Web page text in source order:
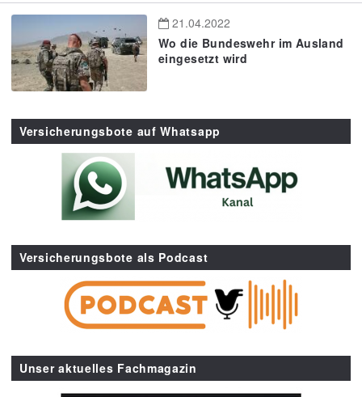
21.04.2022
Wo die Bundeswehr im Ausland
eingesetzt wird
Versicherungsbote auf Whatsapp
Versicherungsbote als Podcast
Unser aktuelles Fachmagazin